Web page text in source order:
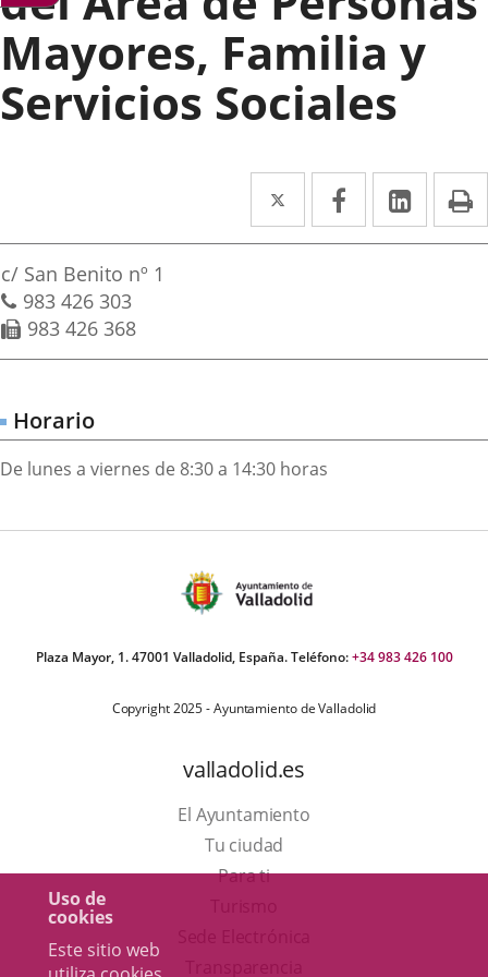
Uso de
cookies
Este sitio web
Mayores, Familia y
Servicios Sociales
Twitter
Enlace
a
Facebook
Enlace
a
Enlace
a
Dirección
postal
c/ San Benito nº 1
Teléfonos
983 426 303
Fax
983 426 368
Horario
De lunes a viernes de 8:30 a 14:30 horas
Plaza Mayor, 1. 47001 Valladolid, España. Teléfono:+34 983 426 100
Copyright 2025 - Ayuntamiento de Valladolid
valladolid.es
El Ayuntamiento
Tu ciudad
Para ti